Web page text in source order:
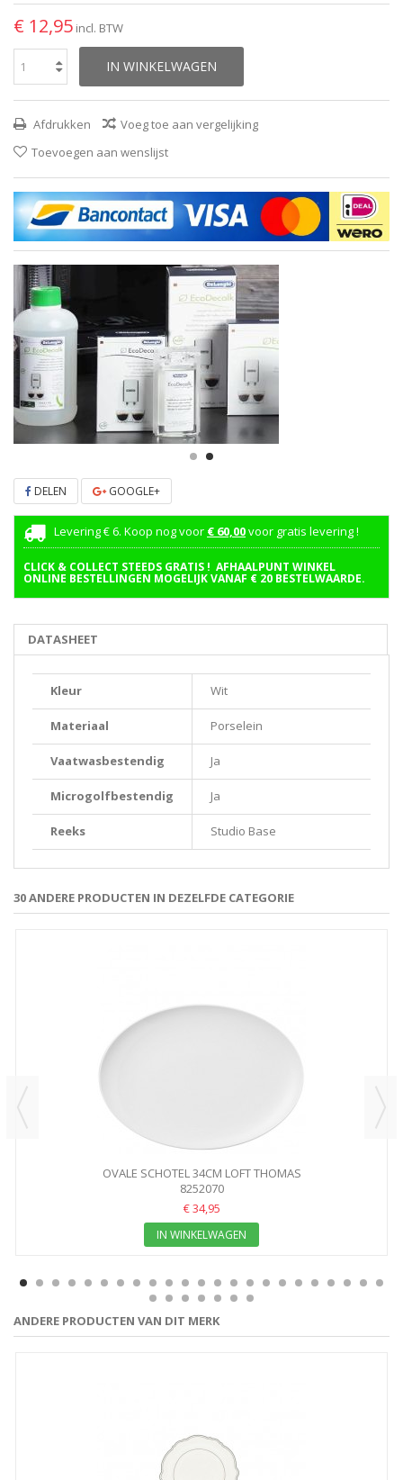
€ 12,95 incl. BTW
IN WINKELWAGEN
Afdrukken
Voeg toe aan vergelijking
Toevoegen aan wenslijst
DELEN GOOGLE+
Levering € 6. Koop nog voor € 60,00voor gratis levering !
CLICK & COLLECT STEEDS GRATIS ! AFHAALPUNT WINKEL
ONLINE BESTELLINGEN MOGELIJK VANAF € 20 BESTELWAARDE.
DATASHEET
Kleur Wit
Materiaal Porselein
Vaatwasbestendig Ja
Microgolfbestendig Ja
Reeks Studio Base
30 ANDERE PRODUCTEN IN DEZELFDE CATEGORIE
OVALE SCHOTEL 34CM LOFT THOMAS
8252070
€ 34,95
IN WINKELWAGEN
ANDERE PRODUCTEN VAN DIT MERK